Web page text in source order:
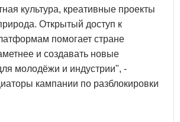
культура, креативные проекты
Открытый доступ к
помогает стране
и создавать новые
молодёжи и индустрии", -
кампании по разблокировки